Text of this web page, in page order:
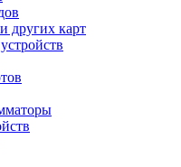
других карт